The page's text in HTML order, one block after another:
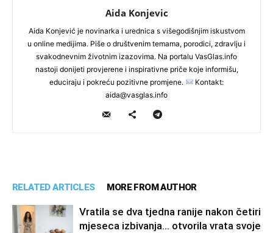
Aida Konjevic
Aida Konjević je novinarka i urednica s višegodišnjim iskustvom
u online medijima. Piše o društvenim temama, porodici, zdravlju i
svakodnevnim životnim izazovima. Na portalu VasGlas.info
nastoji donijeti provjerene i inspirativne priče koje informišu,
educiraju i pokreću pozitivne promjene.
Kontakt:
aida@vasglas.info
RELATED ARTICLES MORE FROM AUTHOR
Vratila se dva tjedna ranije nakon četiri
mjeseca izbivanja… otvorila vrata svoje